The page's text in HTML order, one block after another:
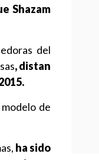
Shazam
del
, distan
de
ha sido